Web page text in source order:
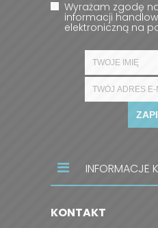
Wyrażam zgodę
informacji
elektroniczną na
INFORMACJE
KONTAKT